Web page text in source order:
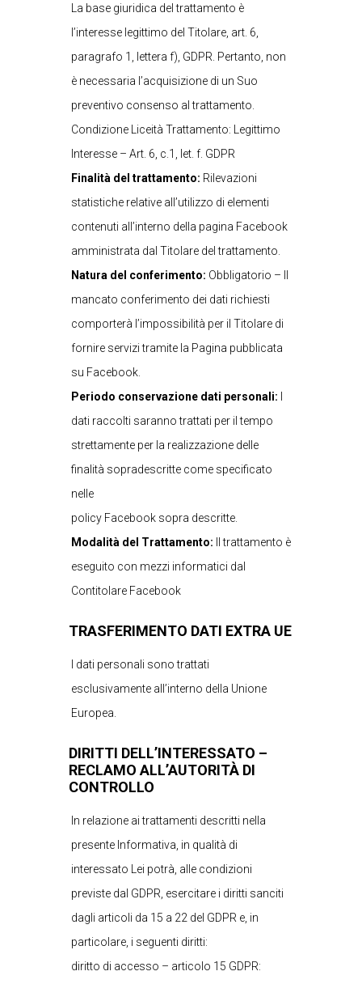
La base giuridica del trattamento è
l’interesse legittimo del Titolare, art. 6,
paragrafo 1, lettera f), GDPR. Pertanto, non
è necessaria l’acquisizione di un Suo
preventivo consenso al trattamento.
Condizione Liceità Trattamento: Legittimo
Interesse – Art. 6, c.1, let. f. GDPR
Finalità del trattamento: Rilevazioni
statistiche relative all’utilizzo di elementi
contenuti all’interno della pagina Facebook
amministrata dal Titolare del trattamento.
Natura del conferimento: Obbligatorio – Il
mancato conferimento dei dati richiesti
comporterà l’impossibilità per il Titolare di
fornire servizi tramite la Pagina pubblicata
su Facebook.
Periodo conservazione dati personali:
dati raccolti saranno trattati per il tempo
strettamente per la realizzazione delle
finalità sopradescritte come specificato
nelle
policy Facebook sopra descritte.
Modalità del Trattamento: Il trattamento è
eseguito con mezzi informatici dal
Contitolare Facebook
TRASFERIMENTO DATI EXTRA UE
I dati personali sono trattati
esclusivamente all’interno della Unione
Europea.
DIRITTI DELL’INTERESSATO –
RECLAMO ALL’AUTORITÀ DI
CONTROLLO
In relazione ai trattamenti descritti nella
presente Informativa, in qualità di
interessato Lei potrà, alle condizioni
previste dal GDPR, esercitare i diritti sanciti
dagli articoli da 15 a 22 del GDPR e, in
particolare, i seguenti diritti:
diritto di accesso – articolo 15 GDPR: